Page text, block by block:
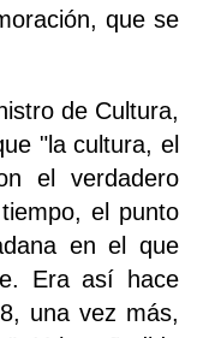
que se
de Cultura,
"la cultura, el
el verdadero
el punto
en el que
Era así hace
una vez más,